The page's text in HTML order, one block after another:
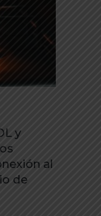
y
al
de